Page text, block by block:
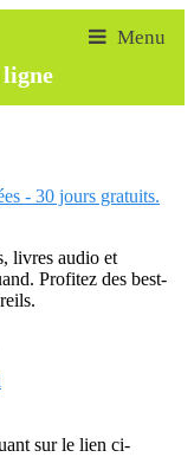
- 30 jours gratuits.
livres audio et
Profitez des best-
sur le lien ci-